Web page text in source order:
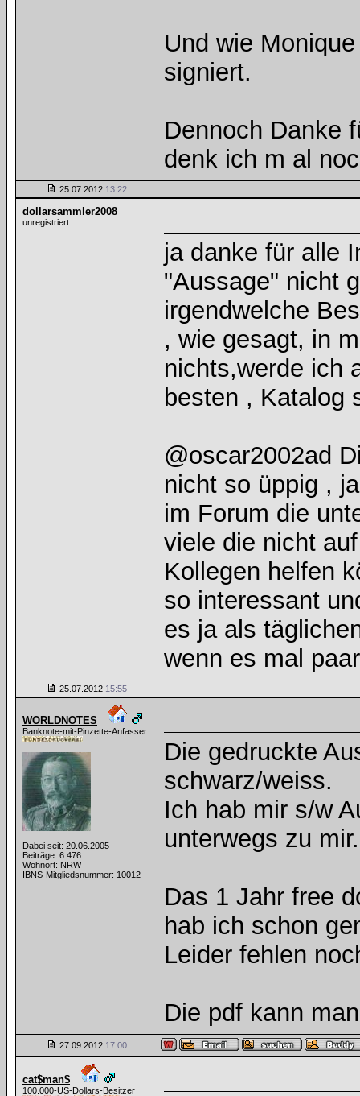
Und wie
signiert.
Dennoch Danke
denk ich m al
25.07.2012 13:22
dollarsammler2008
unregistriert
ja danke für alle
"Aussage" nicht
irgendwelche
, wie gesagt, in
nichts,werde ich
besten , Katalog
@oscar2002ad
nicht so üppig ,
im Forum die
viele die nicht
Kollegen helfen
so interessant
es ja als
wenn es mal
25.07.2012 15:55
WORLDNOTES
Banknote-mit-Pinzette-Anfasser
Dabei seit: 20.06.2005
Beiträge: 6.476
Wohnort: NRW
IBNS-Mitgliedsnummer: 10012
Die gedruckte
schwarz/weiss.
Ich hab mir s/w
unterwegs zu mir.
Das 1 Jahr free
hab ich schon
Leider fehlen
Die pdf kann
27.09.2012 17:00
cat$man$
100.000-US-Dollars-Besitzer